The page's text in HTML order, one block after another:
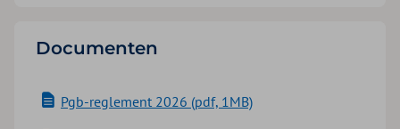
Documenten
Pgb-reglement 2026 (pdf, 1MB)